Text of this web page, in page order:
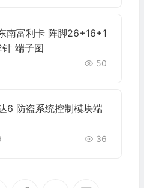
南富利卡 阵脚26+16+1
端子图
50
6 防盗系统控制模块端
36